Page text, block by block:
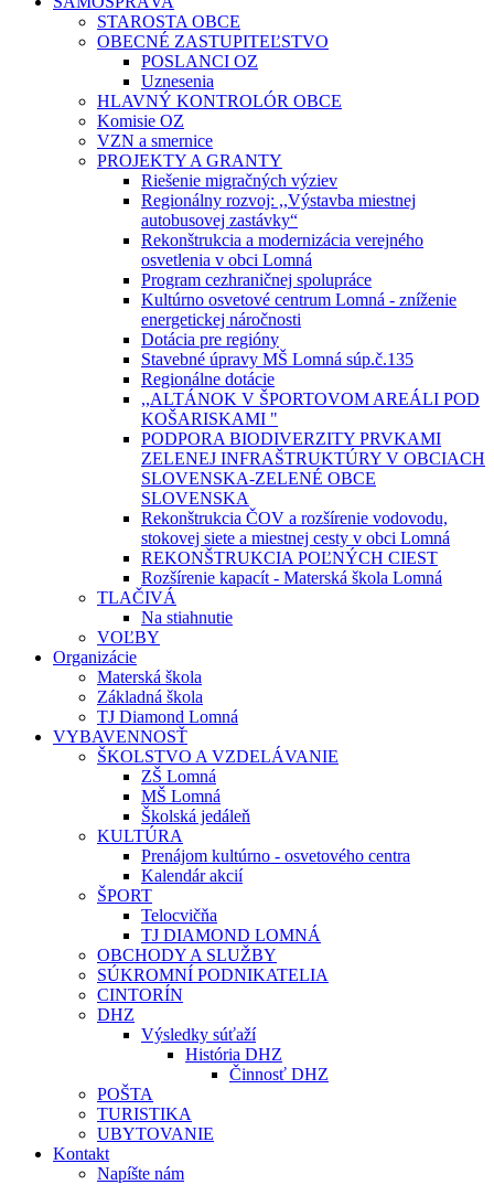
STAROSTA OBCE
OBECNÉ ZASTUPITEĽSTVO
POSLANCI OZ
Uznesenia
HLAVNÝ KONTROLÓR OBCE
Komisie OZ
VZN a smernice
PROJEKTY A GRANTY
Riešenie migračných výziev
Regionálny rozvoj: ,,Výstavba miestnej
autobusovej zastávky“
Rekonštrukcia a modernizácia verejného
osvetlenia v obci Lomná
Program cezhraničnej spolupráce
Kultúrno osvetové centrum Lomná - zníženie
energetickej náročnosti
Dotácia pre regióny
Stavebné úpravy MŠ Lomná súp.č.135
Regionálne dotácie
,,ALTÁNOK V ŠPORTOVOM AREÁLI POD
KOŠARISKAMI "
PODPORA BIODIVERZITY PRVKAMI
ZELENEJ INFRAŠTRUKTÚRY V OBCIACH
SLOVENSKA-ZELENÉ OBCE
SLOVENSKA
Rekonštrukcia ČOV a rozšírenie vodovodu,
stokovej siete a miestnej cesty v obci Lomná
REKONŠTRUKCIA POĽNÝCH CIEST
Rozšírenie kapacít - Materská škola Lomná
TLAČIVÁ
Na stiahnutie
VOĽBY
Organizácie
Materská škola
Základná škola
TJ Diamond Lomná
VYBAVENNOSŤ
ŠKOLSTVO A VZDELÁVANIE
ZŠ Lomná
MŠ Lomná
Školská jedáleň
KULTÚRA
Prenájom kultúrno - osvetového centra
Kalendár akcií
ŠPORT
Telocvičňa
TJ DIAMOND LOMNÁ
OBCHODY A SLUŽBY
SÚKROMNÍ PODNIKATELIA
CINTORÍN
DHZ
Výsledky súťaží
História DHZ
Činnosť DHZ
POŠTA
TURISTIKA
UBYTOVANIE
Kontakt
Napíšte nám